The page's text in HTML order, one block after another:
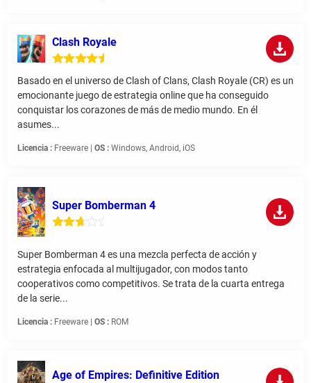
Clash Royale
Basado en el universo de Clash of Clans, Clash Royale (CR) es un
emocionante juego de estrategia online que ha conseguido
conquistar los corazones de más de medio mundo. En él
asumes...
Licencia : Freeware | OS : Windows, Android, iOS
Super Bomberman 4
Super Bomberman 4 es una mezcla perfecta de acción y
estrategia enfocada al multijugador, con modos tanto
cooperativos como competitivos. Se trata de la cuarta entrega
de la serie...
Licencia : Freeware | OS : ROM
Age of Empires: Definitive Edition